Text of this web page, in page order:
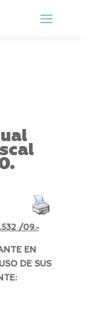
/09.-
EN
DE SUS